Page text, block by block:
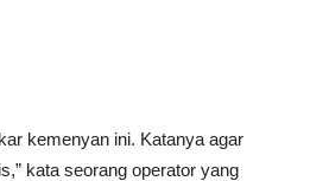
kemenyan ini. Katanya agar
kata seorang operator yang